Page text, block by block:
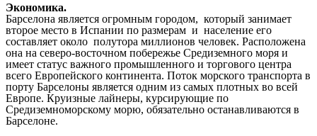
Экономика.
Барселона является огромным городом, который занимает
второе место в Испании по размерам и население его
составляет около полутора миллионов человек. Расположена
она на северо-восточном побережье Средиземного моря и
имеет статус важного промышленного и торгового центра
всего Европейского континента. Поток морского транспорта в
порту Барселоны является одним из самых плотных во всей
Европе. Круизные лайнеры, курсирующие по
Средиземноморскому морю, обязательно останавливаются в
Барселоне.